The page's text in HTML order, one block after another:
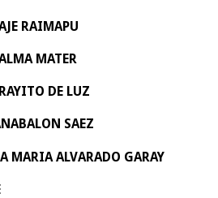
RAIMAPU
MATER
DE LUZ
SAEZ
MARIA ALVARADO GARAY